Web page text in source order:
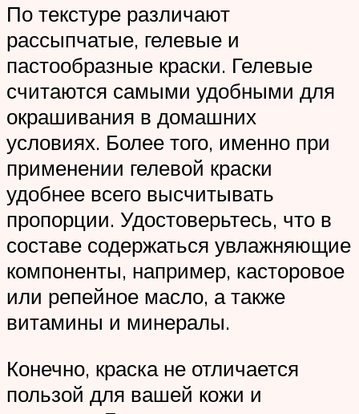
По текстуре различают
рассыпчатые, гелевые и
пастообразные краски. Гелевые
считаются самыми удобными для
окрашивания в домашних
условиях. Более того, именно при
применении гелевой краски
удобнее всего высчитывать
пропорции. Удостоверьтесь, что в
составе содержаться увлажняющие
компоненты, например, касторовое
или репейное масло, а также
витамины и минералы.
Конечно, краска не отличается
пользой для вашей кожи и